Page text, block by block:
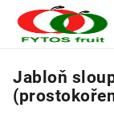
Jabloň